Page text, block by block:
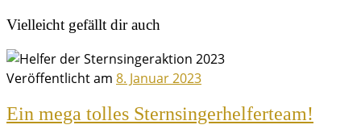
Vielleicht gefällt dir auch
Veröffentlicht am 8. Januar 2023
Ein mega tolles Sternsingerhelferteam!